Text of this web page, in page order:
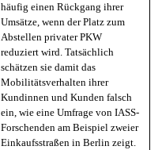
häufig einen Rückgang ihrer
Umsätze, wenn der Platz zum
Abstellen privater PKW
reduziert wird. Tatsächlich
schätzen sie damit das
Mobilitätsverhalten ihrer
Kundinnen und Kunden falsch
ein, wie eine Umfrage von IASS-
Forschenden am Beispiel zweier
Einkaufsstraßen in Berlin zeigt.